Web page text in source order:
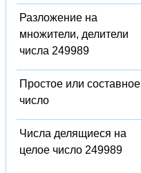
Разложение на
множители, делители
числа 249989
Простое или составное
число
Числа делящиеся на
целое число 249989